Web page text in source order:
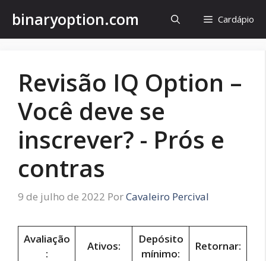
para
o
binaryoption.com Cardápio
Revisão IQ Option –
Você deve se
inscrever? - Prós e
contras
9 de julho de 2022 PorCavaleiro Percival
Avaliação
:
Ativos:
Depósito
mínimo:
Retornar: